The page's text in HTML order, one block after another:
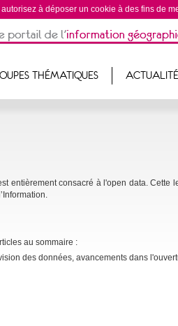
à déposer un cookie à des fins de
THÉMATIQUES
entièrement consacré à l'open data.
au sommaire :
des données, avancements dans